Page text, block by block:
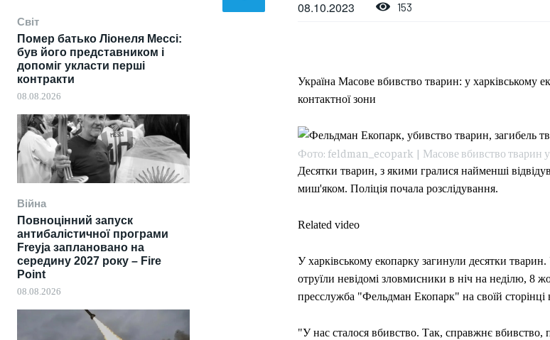
Світ
Помер батько Ліонеля Мессі:
був його представником і
допоміг укласти перші
контракти
08.08.2026
Війна
Повноцінний запуск
антибалістичної програми
Freyja заплановано на
середину 2027 року – Fire
Point
08.08.2026
08.10.2023 153
Україна Масове вбивство тварин: у харківському
контактної зони
Фото: feldman_ecopark | Масове вбивство тварин
Десятки тварин, з якими гралися найменші
миш'яком. Поліція почала розслідування.
Related video
У харківському екопарку загинули десятки
отруїли невідомі зловмисники в ніч на неділю, 8
пресслужба "Фельдман Екопарк" на своїй сторінці
"У нас сталося вбивство. Так, справжнє вбивство,